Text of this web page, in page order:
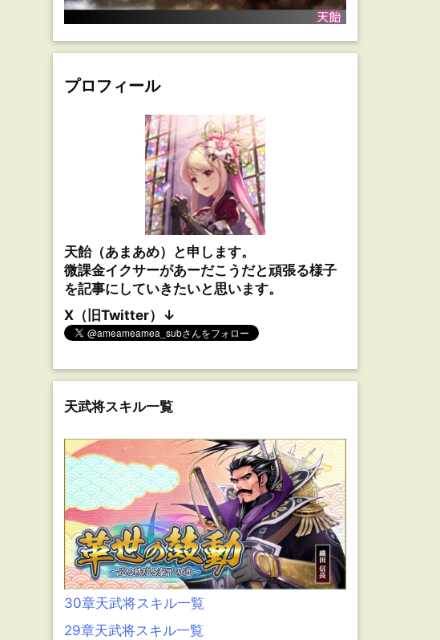
プロフィール
天飴（あまあめ）と申します。
微課金イクサーがあーだこうだと頑張る様子
を記事にしていきたいと思います。
X（旧Twitter）↓
天武将スキル一覧
30章天武将スキル一覧
29章天武将スキル一覧